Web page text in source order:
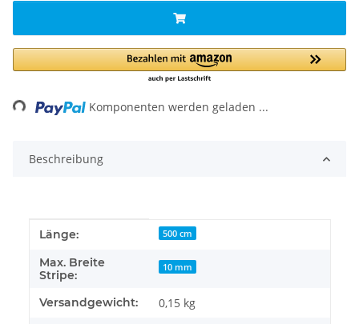
Komponenten werden geladen ...
Beschreibung
Produkteigenschaft
Wert
Länge: 500 cm
Max. Breite
Stripe:
10 mm
Versandgewicht: 0,15 kg